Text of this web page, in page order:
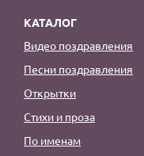
КАТАЛОГ
Видео поздравления
Песни поздравления
Открытки
Стихи и проза
По именам